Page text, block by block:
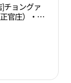
チョングァ
官庄）・ノ